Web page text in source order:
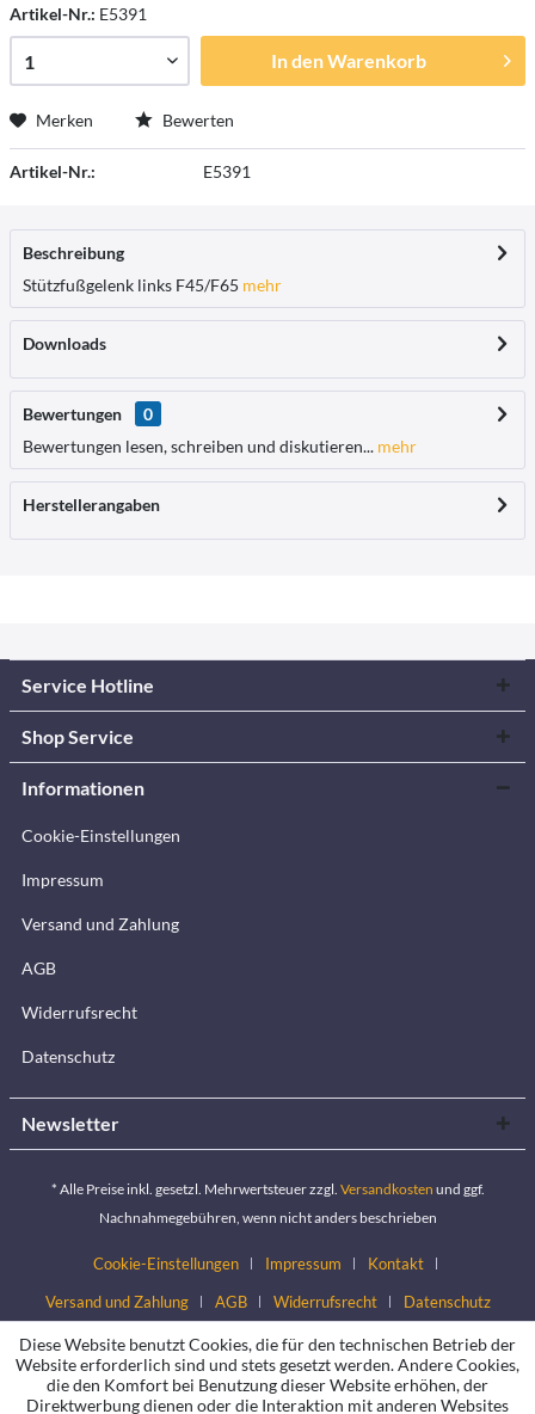
Artikel-Nr.: E5391
In denWarenkorb
Merken Bewerten
Artikel-Nr.: E5391
Beschreibung
Stützfußgelenk links F45/F65 mehr
Downloads
Bewertungen
0
Bewertungen lesen, schreiben und diskutieren... mehr
Herstellerangaben
Service Hotline
Shop Service
Informationen
Cookie-Einstellungen
Impressum
Versand und Zahlung
AGB
Widerrufsrecht
Datenschutz
Newsletter
* Alle Preise inkl. gesetzl. Mehrwertsteuer zzgl. Versandkosten und ggf.
Nachnahmegebühren, wenn nicht anders beschrieben
Cookie-Einstellungen Impressum
Kontakt
Versand und Zahlung
AGB Widerrufsrecht Datenschutz
Diese Website benutzt Cookies, die für den technischen Betrieb der
Website erforderlich sind und stets gesetzt werden. Andere Cookies,
die den Komfort bei Benutzung dieser Website erhöhen, der
Direktwerbung dienen oder die Interaktion mit anderen Websites